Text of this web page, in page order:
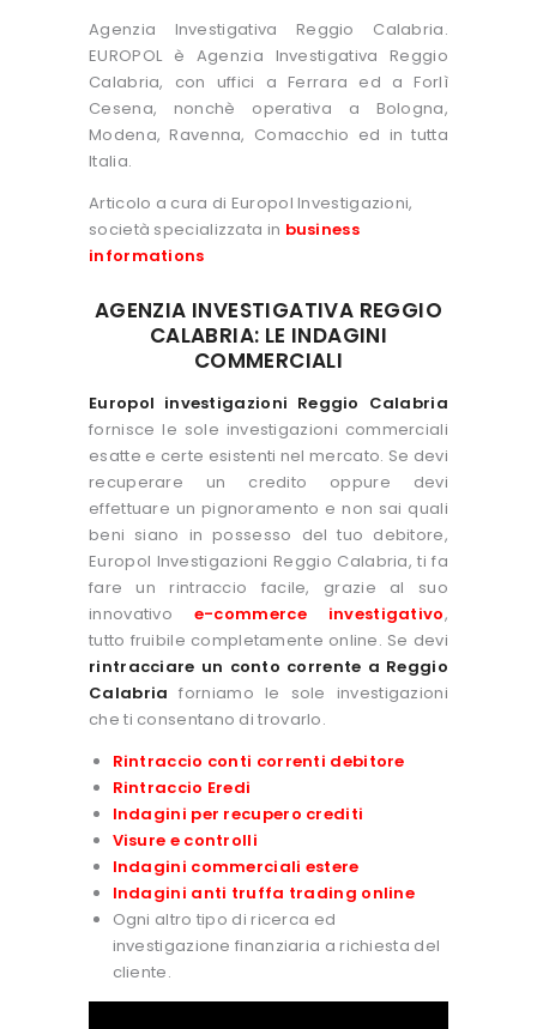
Agenzia Investigativa Reggio Calabria.
EUROPOL è Agenzia Investigativa Reggio
Calabria, con uffici a Ferrara ed a Forlì
Cesena, nonchè operativa a Bologna,
Modena, Ravenna, Comacchio ed in tutta
Italia.
Articolo a cura di Europol Investigazioni,
società specializzata in business
informations
AGENZIA INVESTIGATIVA REGGIO
CALABRIA: LE INDAGINI
COMMERCIALI
Europol investigazioni Reggio Calabria
fornisce le sole investigazioni commerciali
esatte e certe esistenti nel mercato. Se devi
recuperare un credito oppure devi
effettuare un pignoramento e non sai quali
beni siano in possesso del tuo debitore,
Europol Investigazioni Reggio Calabria, ti fa
fare un rintraccio facile, grazie al suo
innovativo e-commerce investigativo,
tutto fruibile completamente online. Se devi
rintracciare un conto corrente a Reggio
Calabria forniamo le sole investigazioni
che ti consentano di trovarlo.
Rintraccio conti correnti debitore
Rintraccio Eredi
Indagini per recupero crediti
Visure e controlli
Indagini commerciali estere
Indagini anti truffa trading online
Ogni altro tipo di ricerca ed
investigazione finanziaria a richiesta del
cliente.